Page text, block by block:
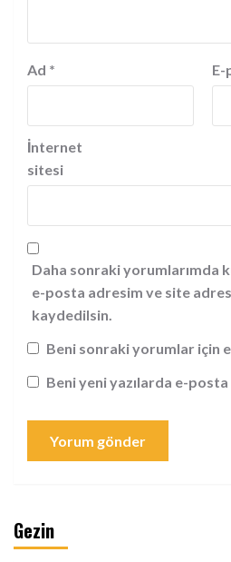
Ad * E-
İnternet
sitesi
Daha sonraki yorumlarımda
e-posta adresim ve site
kaydedilsin.
Beni sonraki yorumlar için
Beni yeni yazılarda e-
Gezin